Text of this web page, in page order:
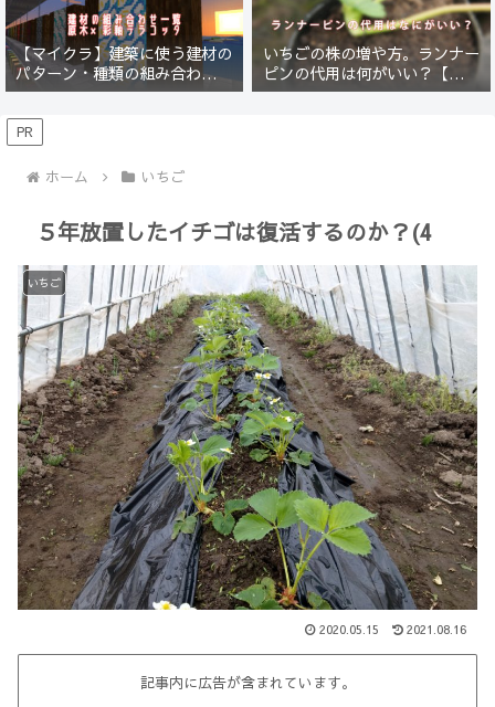
【マイクラ】建築に使う建材の
パターン・種類の組み合わせ一
覧！原木×彩釉テラコッタ編
いちごの株の増や方。ランナー
ピンの代用は何がいい？【５年
放置したイチゴは復活するの
PR
ホーム いちご
５年放置したイチゴは復活するのか？(4
いちご
2020.05.15 2021.08.16
記事内に広告が含まれています。